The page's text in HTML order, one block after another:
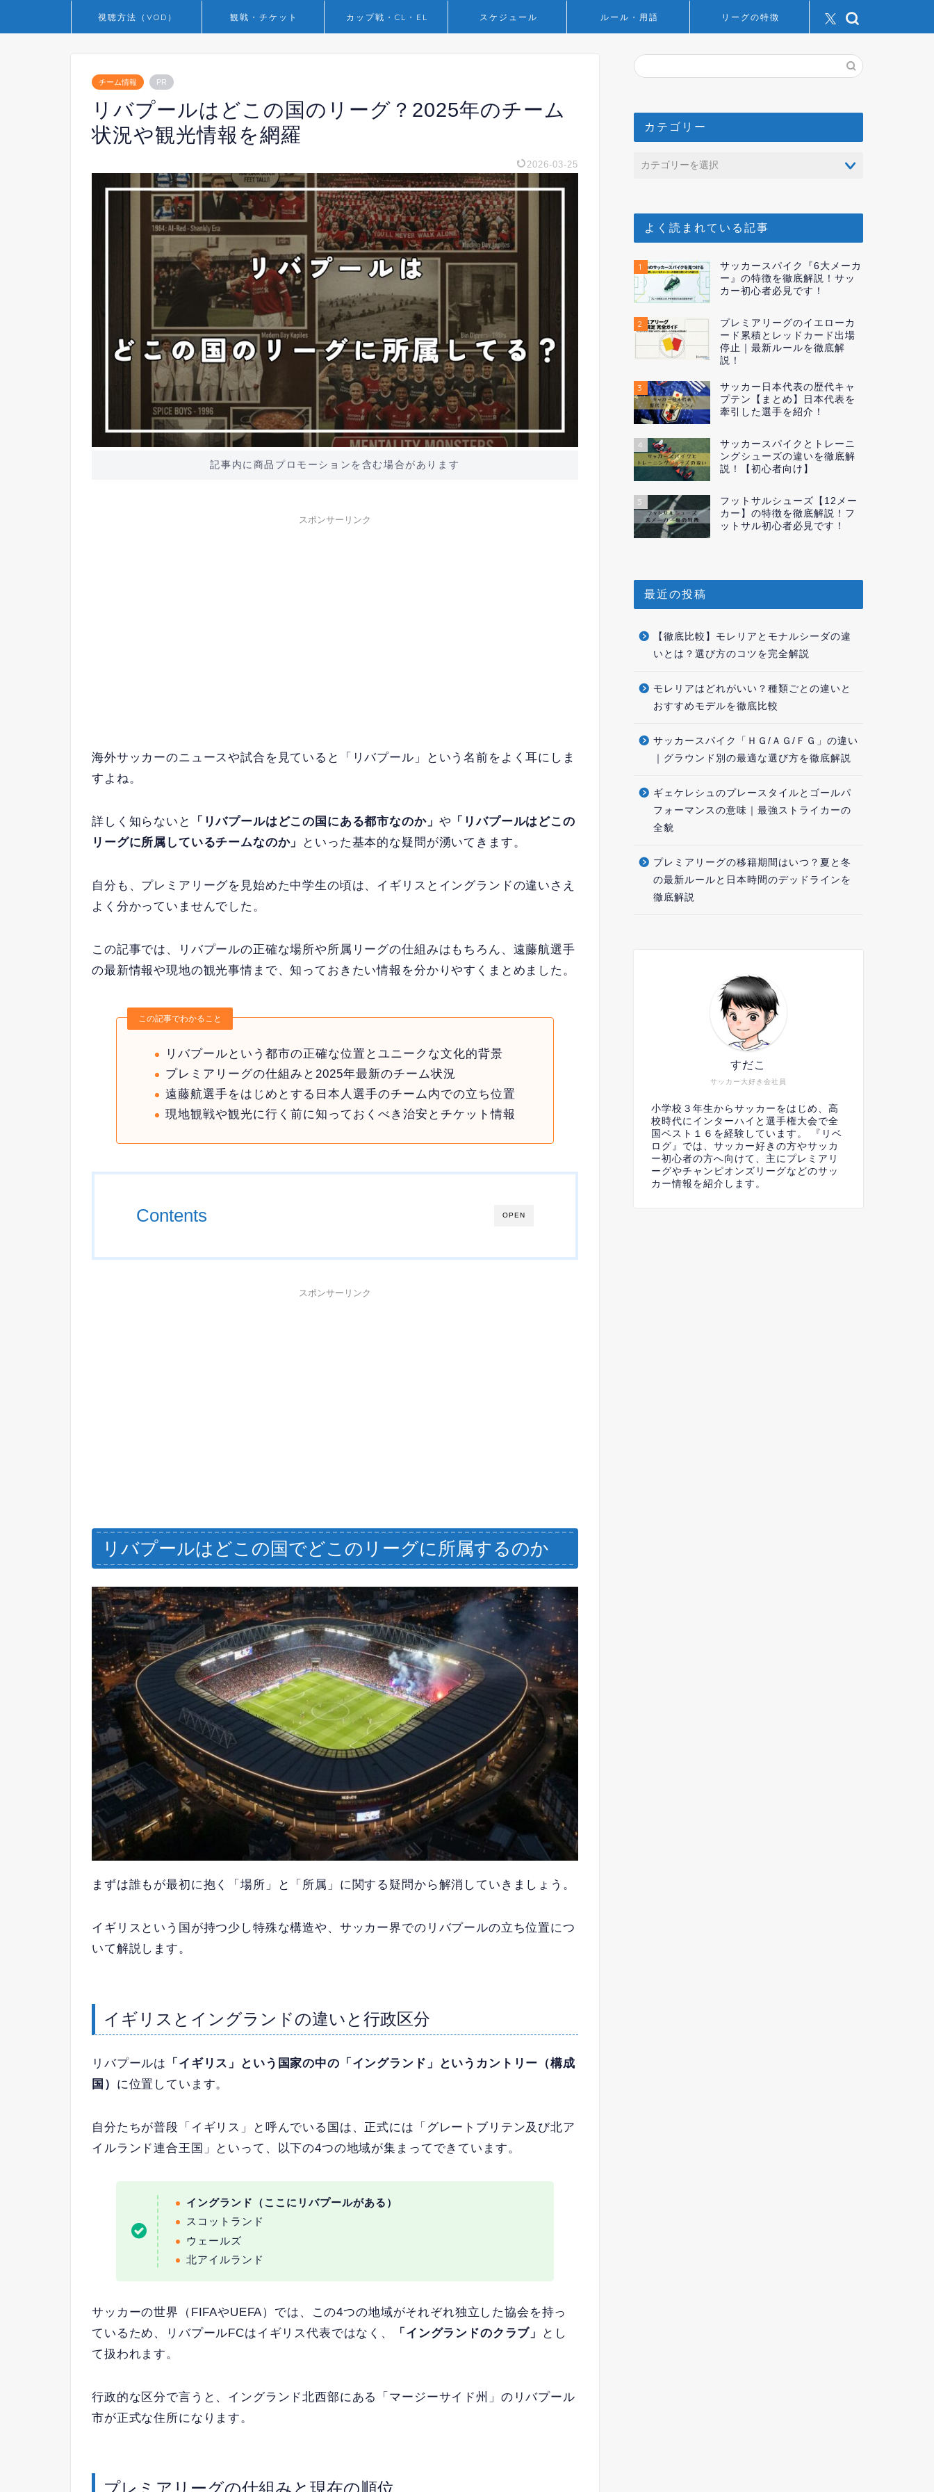
視聴方法（VOD） 観戦・チケット カップ戦・CL・EL スケジュール ルール・用語 リーグの特徴
チーム情報 PR
リバプールはどこの国のリーグ？2025年のチーム
状況や観光情報を網羅
2026-03-25
記事内に商品プロモーションを含む場合があります
スポンサーリンク
海外サッカーのニュースや試合を見ていると「リバプール」という名前をよく耳にしま
すよね。
詳しく知らないと 「リバプールはどこの国にある都市なのか」 や 「リバプールはどこの
リーグに所属しているチームなのか」
といった基本的な疑問が湧いてきます。
自分も、プレミアリーグを見始めた中学生の頃は、イギリスとイングランドの違いさえ
よく分かっていませんでした。
この記事では、リバプールの正確な場所や所属リーグの仕組みはもちろん、遠藤航選手
の最新情報や現地の観光事情まで、知っておきたい情報を分かりやすくまとめました。
この記事でわかること
リバプールという都市の正確な位置とユニークな文化的背景
プレミアリーグの仕組みと2025年最新のチーム状況
遠藤航選手をはじめとする日本人選手のチーム内での立ち位置
現地観戦や観光に行く前に知っておくべき治安とチケット情報
OPEN
Contents
スポンサーリンク
リバプールはどこの国でどこのリーグに所属するのか
まずは誰もが最初に抱く「場所」と「所属」に関する疑問から解消していきましょう。
イギリスという国が持つ少し特殊な構造や、サッカー界でのリバプールの立ち位置につ
いて解説します。
イギリスとイングランドの違いと行政区分
リバプールは
「イギリス」という国家の中の「イングランド」というカントリー（構成
国） に位置しています。
自分たちが普段「イギリス」と呼んでいる国は、正式には「グレートブリテン及び北ア
イルランド連合王国」といって、以下の4つの地域が集まってできています。
イングランド（ここにリバプールがある）
スコットランド
ウェールズ
北アイルランド
サッカーの世界（FIFAやUEFA）では、この4つの地域がそれぞれ独立した協会を持っ
ているため、リバプールFCはイギリス代表ではなく、
「イングランドのクラブ」
とし
て扱われます。
行政的な区分で言うと、イングランド北西部にある「マージーサイド州」のリバプール
市が正式な住所になります。
プレミアリーグの仕組みと現在の順位
カテゴリー
よく読まれている記事
1
サッカースパイク『6大メーカ
ー』の特徴を徹底解説！サッ
カー初心者必見です！
2
プレミアリーグのイエローカ
ード累積とレッドカード出場
停止｜最新ルールを徹底解
説！
3
サッカー日本代表の歴代キャ
プテン【まとめ】日本代表を
牽引した選手を紹介！
4
サッカースパイクとトレーニ
ングシューズの違いを徹底解
説！【初心者向け】
5
フットサルシューズ【12メー
カー】の特徴を徹底解説！フ
ットサル初心者必見です！
最近の投稿
【徹底比較】モレリアとモナルシーダの違
いとは？選び方のコツを完全解説
モレリアはどれがいい？種類ごとの違いと
おすすめモデルを徹底比較
サッカースパイク「ＨＧ/ＡＧ/ＦＧ」の違い
｜グラウンド別の最適な選び方を徹底解説
ギェケレシュのプレースタイルとゴールパ
フォーマンスの意味｜最強ストライカーの
全貌
プレミアリーグの移籍期間はいつ？夏と冬
の最新ルールと日本時間のデッドラインを
徹底解説
サッカー大好き会社員
すだこ
小学校３年生からサッカーをはじめ、高
校時代にインターハイと選手権大会で全
国ベスト１６を経験しています。 『リベ
ログ』では、サッカー好きの方やサッカ
ー初心者の方へ向けて、主にプレミアリ
ーグやチャンピオンズリーグなどのサッ
カー情報を紹介します。